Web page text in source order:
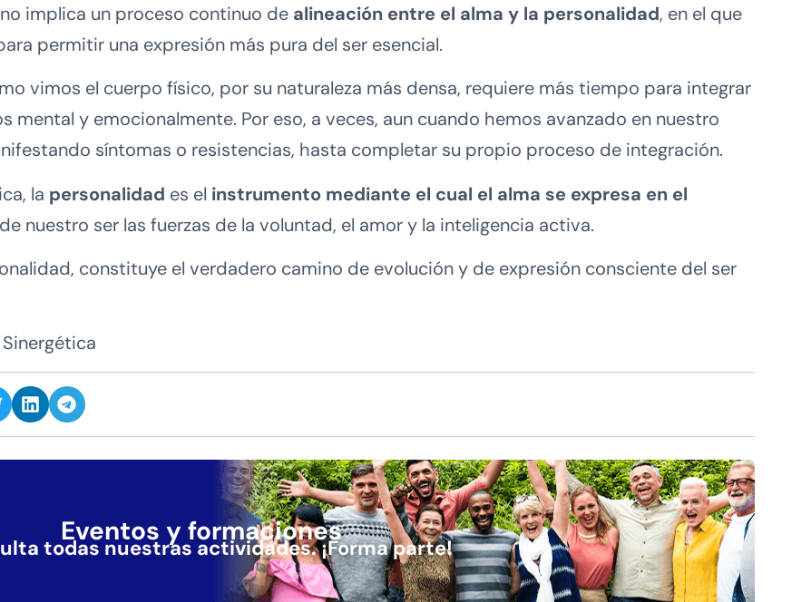
implica un proceso continuo de alineación entre el alma y la personalidad, en el que
permitir una expresión más pura del ser esencial.
vimos el cuerpo físico, por su naturaleza más densa, requiere más tiempo para integrar
y emocionalmente. Por eso, a veces, aun cuando hemos avanzado en nuestro
síntomas o resistencias, hasta completar su propio proceso de integración.
la personalidad es el instrumento mediante el cual el alma se expresa en el
nuestro ser las fuerzas de la voluntad, el amor y la inteligencia activa.
constituye el verdadero camino de evolución y de expresión consciente del ser
Eventos y formaciones
todas nuestras actividades.¡Forma parte!